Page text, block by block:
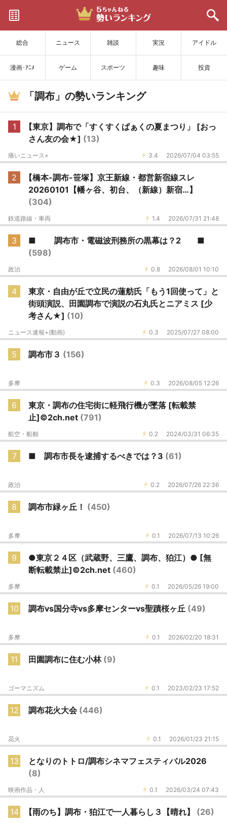
総合 ニュース 雑談 実況 アイドル
漫画･ｱﾆﾒ ゲーム スポーツ 趣味 投資
サイトを更新
「調布」の勢いランキング
1
【東京】調布で「すくすくぱぁくの夏まつり」 [おっ
さん友の会★] (13)
3.4 2026/07/04 03:55
痛いニュース+
2
【橋本-調布-笹塚】京王新線・都営新宿線スレ
20260101【幡ヶ谷、初台、（新線）新宿…】
(304)
1.4 2026/07/31 21:48
鉄道路線・車両
3
■ 調布市・電磁波刑務所の黒幕は？2 ■
(598)
0.8 2026/08/01 10:10
政治
4
東京・自由が丘で立民の蓮舫氏「もう1回使って」と
街頭演説、田園調布で演説の石丸氏とニアミス [少
考さん★] (10)
0.3 2025/07/27 08:00
ニュース速報+(動画)
5 調布市３ (156)
0.3 2026/08/05 12:26
多摩
6
東京・調布の住宅街に軽飛行機が墜落 [転載禁
止]©2ch.net (791)
0.2 2024/03/31 06:35
航空・船舶
7 ■ 調布市長を逮捕するべきでは？3 (61)
0.2 2026/07/26 22:36
政治
8 調布市緑ヶ丘！ (450)
0.1 2026/07/13 10:26
多摩
9
●東京２４区（武蔵野、三鷹、調布、狛江）● [無
断転載禁止]©2ch.net (460)
0.1 2026/05/26 19:00
多摩
10 調布vs国分寺vs多摩センターvs聖蹟桜ヶ丘 (49)
0.1 2026/02/20 18:31
多摩
11 田園調布に住む小林 (9)
0.1 2023/02/23 17:52
ゴーマニズム
12 調布花火大会 (446)
0.1 2026/01/23 21:15
花火
13
となりのトトロ/調布シネマフェスティバル2026
(8)
0.1 2026/03/24 07:43
映画作品・人
14 【雨のち】調布・狛江で一人暮らし３【晴れ】 (26)